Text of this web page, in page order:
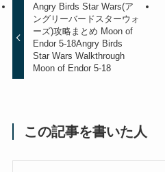
Angry Birds Star Wars(ア
ングリーバードスターウォ
ーズ)攻略まとめ Moon of
Endor 5-18Angry Birds
Star Wars Walkthrough
Moon of Endor 5-18
この記事を書いた人